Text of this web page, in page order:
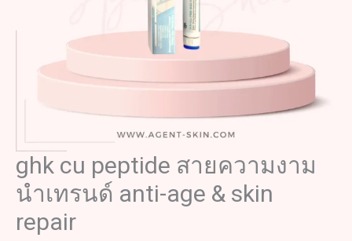
ghk cu peptide สายความงาม
นำเทรนด์ anti-age & skin
repair